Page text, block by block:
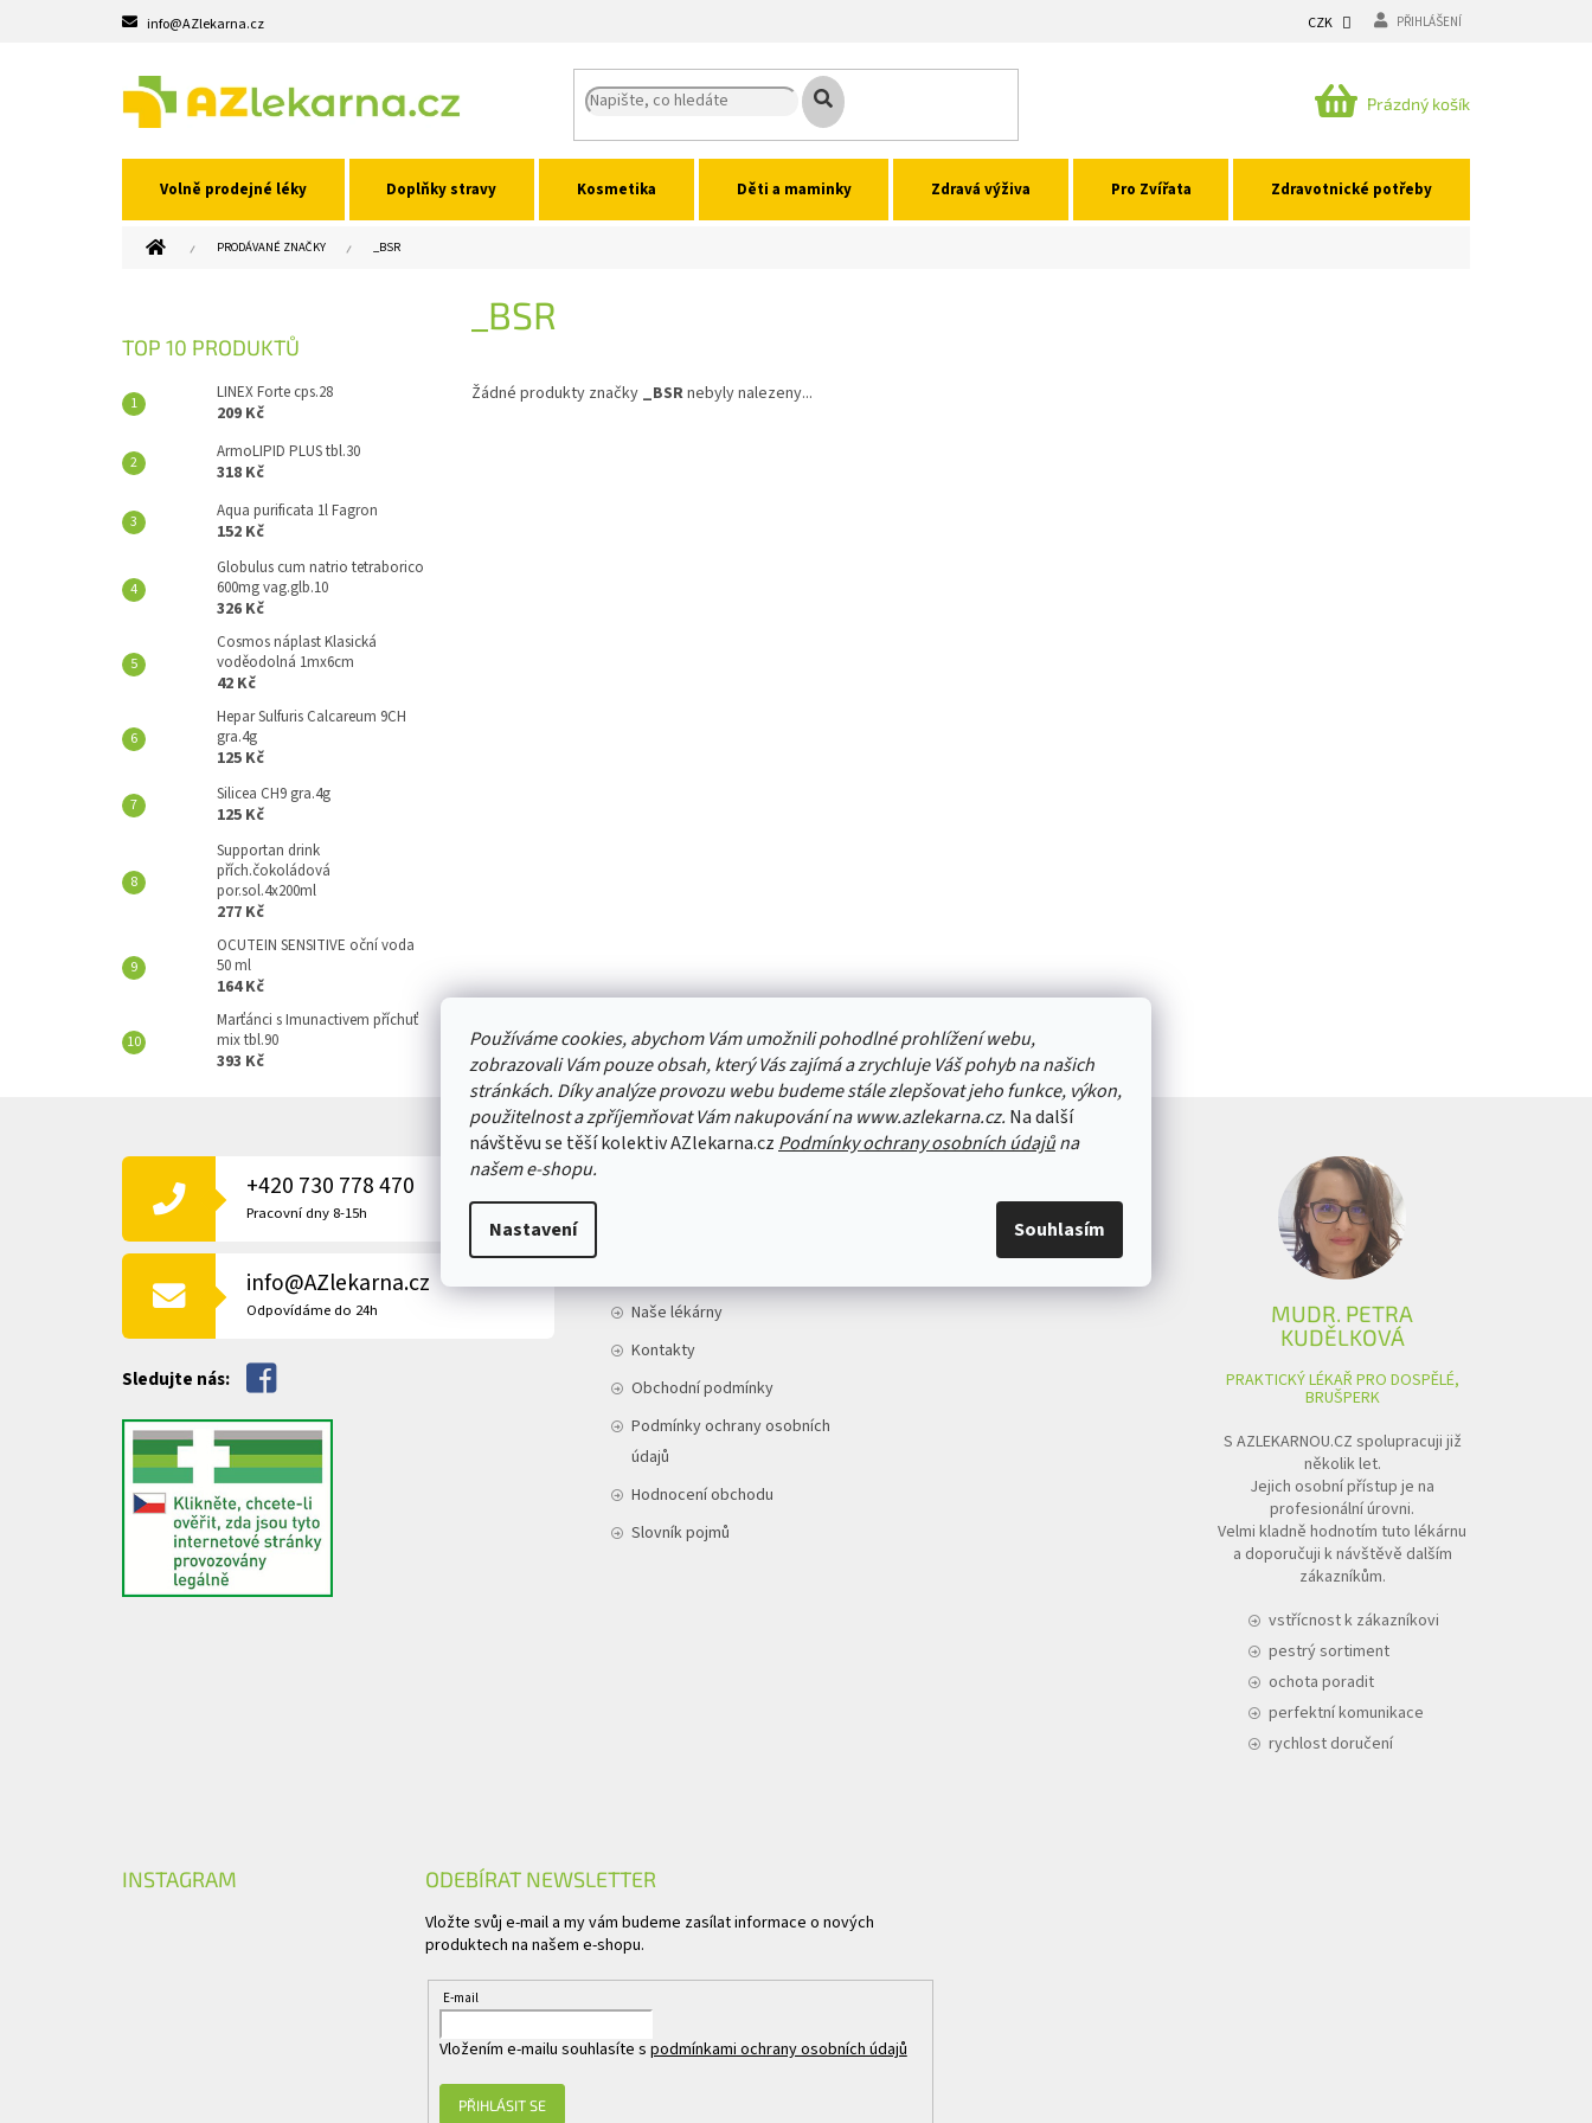
Používáme cookies, abychom Vám umožnili pohodlné prohlížení webu,
zobrazovali Vám pouze obsah, který Vás zajímá a zrychluje Váš pohyb na našich
stránkách. Díky analýze provozu webu budeme stále zlepšovat jeho funkce, výkon,
použitelnost a zpříjemňovat Vám nakupování na www.azlekarna.cz. Na další
návštěvu se těší kolektiv AZlekarna.cz Podmínky ochrany osobních údajůna
našem e-shopu.
Nastavení Souhlasím
info@AZlekarna.cz CZK PŘIHLÁŠENÍ
NÁKUPNÍ
Prázdný košík
Volně prodejné léky Doplňky stravy Kosmetika Děti a maminky Zdravá výživa Pro Zvířata Zdravotnické potřeby
DOMŮ PRODÁVANÉ ZNAČKY _BSR
TOP 10 PRODUKTŮ
LINEX Forte cps.28
209 Kč
ArmoLIPID PLUS tbl.30
318 Kč
Aqua purificata 1l Fagron
152 Kč
Globulus cum natrio tetraborico
600mg vag.glb.10
326 Kč
Cosmos náplast Klasická
voděodolná 1mx6cm
42 Kč
Hepar Sulfuris Calcareum 9CH
gra.4g
125 Kč
Silicea CH9 gra.4g
125 Kč
Supportan drink
přích.čokoládová
por.sol.4x200ml
277 Kč
OCUTEIN SENSITIVE oční voda
50 ml
164 Kč
Marťánci s Imunactivem příchuť
mix tbl.90
393 Kč
_BSR
Žádné produkty značky _BSRnebyly nalezeny...
+420 730 778 470
Pracovní dny 8-15h
info@AZlekarna.cz
Odpovídáme do 24h
Sledujte nás:
Naše lékárny
Kontakty
Obchodní podmínky
Podmínky ochrany osobních
údajů
Hodnocení obchodu
Slovník pojmů
MUDR. PETRA
KUDĚLKOVÁ
PRAKTICKÝ LÉKAŘ PRO DOSPĚLÉ,
BRUŠPERK
S AZLEKARNOU.CZ spolupracuji již
několik let.
Jejich osobní přístup je na
profesionální úrovni.
Velmi kladně hodnotím tuto lékárnu
a doporučuji k návštěvě dalším
zákazníkům.
vstřícnost k zákazníkovi
pestrý sortiment
ochota poradit
perfektní komunikace
rychlost doručení
INSTAGRAM ODEBÍRAT NEWSLETTER
Vložte svůj e-mail a my vám budeme zasílat informace o nových
produktech na našem e-shopu.
E-mail
Vložením e-mailu souhlasíte s podmínkami ochrany osobních údajů
PŘIHLÁSIT SE